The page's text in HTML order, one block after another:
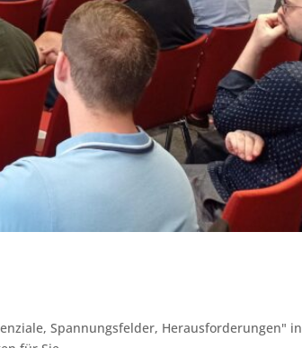
Spannungsfelder, Herausforderungen" in